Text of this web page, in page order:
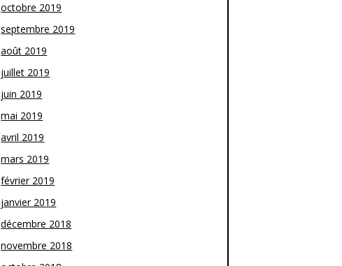
octobre 2019
septembre 2019
août 2019
juillet 2019
juin 2019
mai 2019
avril 2019
mars 2019
février 2019
janvier 2019
décembre 2018
novembre 2018